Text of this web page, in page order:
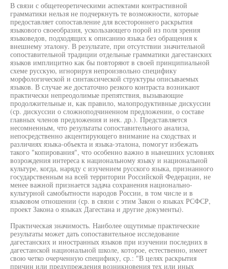
В связи с общетеоретическими аспектами контрастивной
грамматики нельзя не подчеркнуть те возможности, которые
предоставляет сопоставление для всестороннего раскрытия
языкового своеобразия, ускользающего порой из поля зрения
языковедов, подходящих к описанию языка без обращения к
внешнему эталону. В результате, при отсутствии значительной
сопоставительной традиции отдельные грамматики дагестанских
языков имплицитно как бы повторяют в своей принципиальной
схеме русскую, игнорируя непроизвольно специфику
морфологической и синтаксической структуры описываемых
языков. В случае же достаточно резкого контраста возникают
практически непреодолимые препятствия, вызывающие
продолжительные и, как правило, малопродуктивные дискуссии
(ср. дискуссии о сложноподчиненном предложении, о составе
главных членов предложения и нек. др.). Представляется
несомненным, что результаты сопоставительного анализа,
непосредственно акцентирующего внимание на сходствах и
различиях языка-объекта и языка-эталона, помогут избежать
такого "копирования", что особенно важно в нынешних условиях
возрождения интереса к национальному языку и национальной
культуре, когда, наряду с изучением русского языка, признанного
государственным на всей территории Российской Федерации, не
менее важной признается задача сохранения национально-
культурной самобытности народов России, в том числе и в
языковом отношении (ср. в связи с этим Закон о языках РСФСР,
проект Закона о языках Дагестана и другие документы).
Практическая значимость. Наиболее ощутимые практические
результаты может дать сопоставительное исследование
дагестанских и иностранных языков при изучении последних в
дагестанской национальной школе, которое, естественно, имеет
свою четко очерченную специфику, ср.: "В целях раскрытия
причин или предупреждения возникновения тех или иных